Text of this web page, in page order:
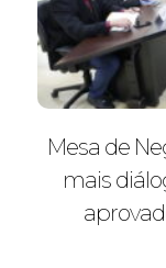
Mesa de
mais